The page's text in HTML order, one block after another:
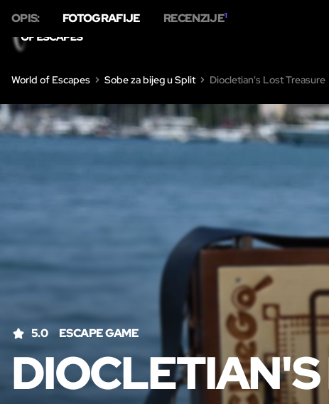
World of Escapes Sobe za bijeg u Split Diocletian's Lost Treasure
5.0 ESCAPE GAME
OPIS: FOTOGRAFIJE RECENZIJE1